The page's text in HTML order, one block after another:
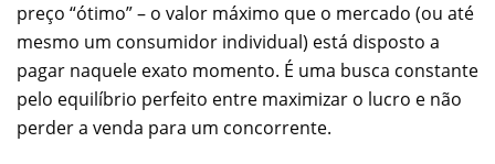
preço “ótimo” – o valor máximo que o mercado (ou até
mesmo um consumidor individual) está disposto a
pagar naquele exato momento. É uma busca constante
pelo equilíbrio perfeito entre maximizar o lucro e não
perder a venda para um concorrente.